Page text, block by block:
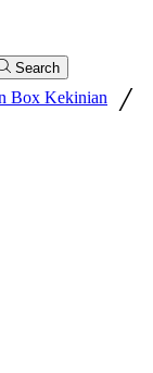
Search
Box Kekinian /